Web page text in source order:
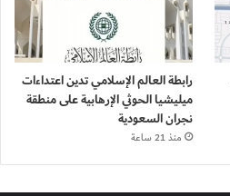
رابطة العالم الإسلامي تدين اعتداءات
ميليشيا الحوثي الإرهابية على منطقة
نجران السعودية
منذ 21 ساعة